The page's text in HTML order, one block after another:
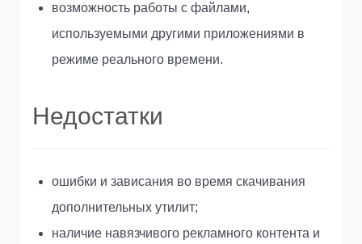
возможность работы с файлами,
используемыми другими приложениями в
режиме реального времени.
Недостатки
ошибки и зависания во время скачивания
дополнительных утилит;
наличие навязчивого рекламного контента и